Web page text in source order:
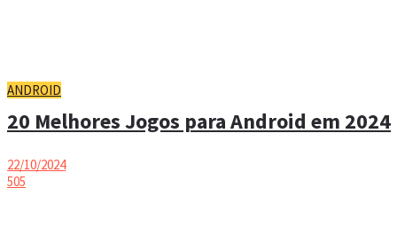
ANDROID
20 Melhores Jogos para Android em 2024
22/10/2024
505